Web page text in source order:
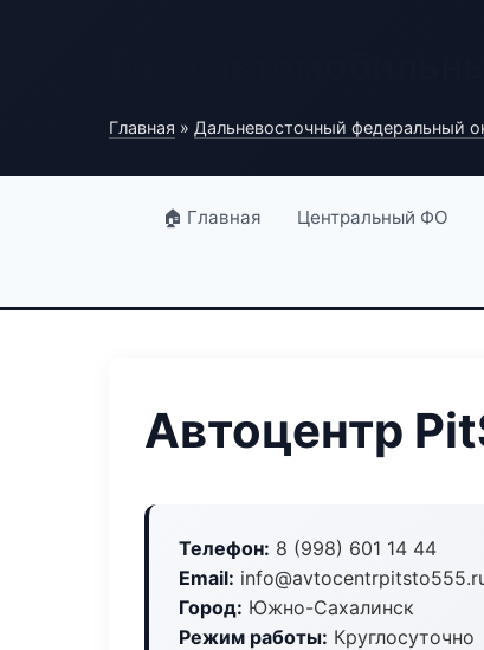
Главная » Дальневосточный федеральный
🏠 Главная Центральный ФО
Автоцентр
Телефон: 8 (998) 601 14 44
Email:
Город: Южно-Сахалинск
Режим работы: Круглосуточно